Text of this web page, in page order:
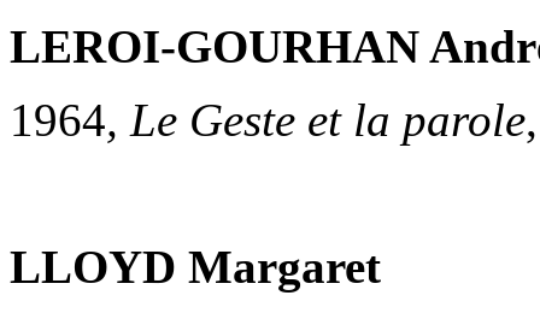
LEROI-GOURHAN
1964, Le Geste et la parole
LLOYD Margaret